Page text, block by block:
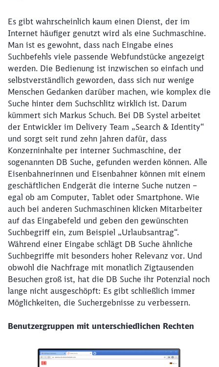
Es gibt wahrscheinlich kaum einen Dienst, der im
Internet häufiger genutzt wird als eine Suchmaschine.
Man ist es gewohnt, dass nach Eingabe eines
Suchbefehls viele passende Webfundstücke angezeigt
werden. Die Bedienung ist inzwischen so einfach und
selbstverständlich geworden, dass sich nur wenige
Menschen Gedanken darüber machen, wie komplex die
Suche hinter dem Suchschlitz wirklich ist. Darum
kümmert sich Markus Schuch. Bei DB Systel arbeitet
der Entwickler im Delivery Team „Search & Identity“
und sorgt seit rund zehn Jahren dafür, dass
Konzerninhalte per interner Suchmaschine, der
sogenannten DB Suche, gefunden werden können. Alle
Eisenbahnerinnen und Eisenbahner können mit einem
geschäftlichen Endgerät die interne Suche nutzen –
egal ob am Computer, Tablet oder Smartphone. Wie
auch bei anderen Suchmaschinen klicken Mitarbeiter
auf das Eingabefeld und geben den gewünschten
Suchbegriff ein, zum Beispiel „Urlaubsantrag“.
Während einer Eingabe schlägt DB Suche ähnliche
Suchbegriffe mit besonders hoher Relevanz vor. Und
obwohl die Nachfrage mit monatlich Zigtausenden
Besuchen groß ist, hat die DB Suche ihr Potenzial noch
lange nicht ausgeschöpft: Es gibt schließlich immer
Möglichkeiten, die Suchergebnisse zu verbessern.
Benutzergruppen mit unterschiedlichen Rechten